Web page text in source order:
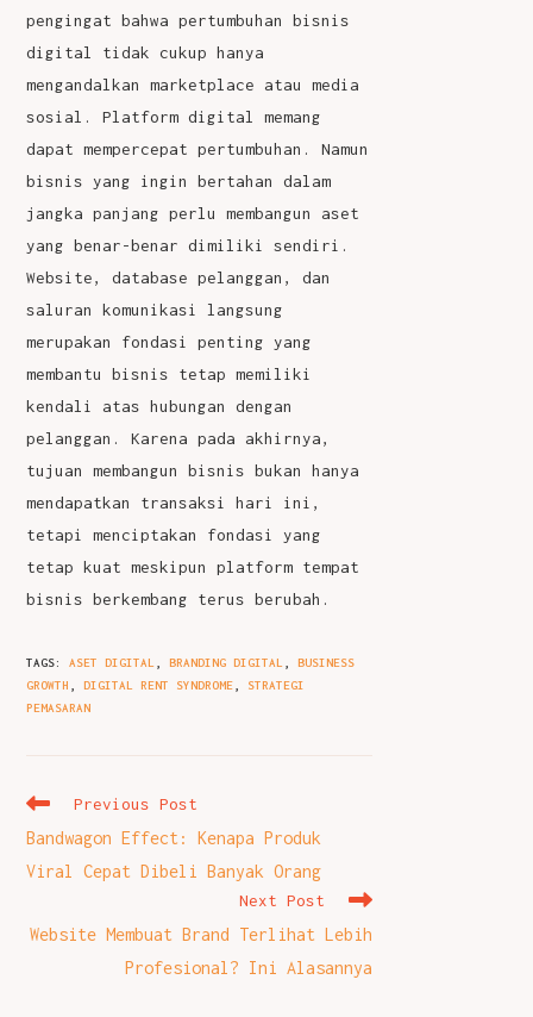
pengingat bahwa pertumbuhan bisnis
digital tidak cukup hanya
mengandalkan marketplace atau media
sosial. Platform digital memang
dapat mempercepat pertumbuhan. Namun
bisnis yang ingin bertahan dalam
jangka panjang perlu membangun aset
yang benar-benar dimiliki sendiri.
Website, database pelanggan, dan
saluran komunikasi langsung
merupakan fondasi penting yang
membantu bisnis tetap memiliki
kendali atas hubungan dengan
pelanggan. Karena pada akhirnya,
tujuan membangun bisnis bukan hanya
mendapatkan transaksi hari ini,
tetapi menciptakan fondasi yang
tetap kuat meskipun platform tempat
bisnis berkembang terus berubah.
TAGS:ASET DIGITAL, BRANDING DIGITAL,
BUSINESS
GROWTH , DIGITAL RENT SYNDROME,
STRATEGI
PEMASARAN
Read
articles
Previous Post
Bandwagon Effect: Kenapa Produk
Viral Cepat Dibeli Banyak Orang
Next Post
Website Membuat Brand Terlihat Lebih
Profesional? Ini Alasannya